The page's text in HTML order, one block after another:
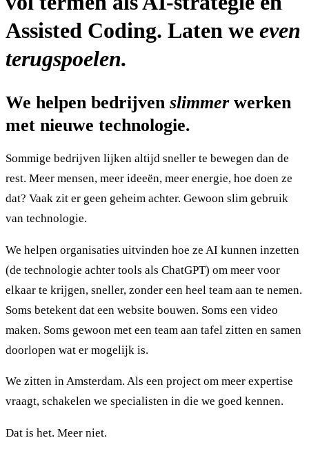
Assisted Coding. Laten we even
terugspoelen.
We helpen bedrijven slimmerwerken
met nieuwe technologie.
Sommige bedrijven lijken altijd sneller te bewegen dan de
rest. Meer mensen, meer ideeën, meer energie, hoe doen ze
dat? Vaak zit er geen geheim achter. Gewoon slim gebruik
van technologie.
We helpen organisaties uitvinden hoe ze AI kunnen inzetten
(de technologie achter tools als ChatGPT) om meer voor
elkaar te krijgen, sneller, zonder een heel team aan te nemen.
Soms betekent dat een website bouwen. Soms een video
maken. Soms gewoon met een team aan tafel zitten en samen
doorlopen wat er mogelijk is.
We zitten in Amsterdam. Als een project om meer expertise
vraagt, schakelen we specialisten in die we goed kennen.
Dat is het. Meer niet.